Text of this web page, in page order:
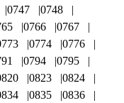
0747
0748
0766
0767
0774
0776
0794
0795
0823
0824
0835
0836